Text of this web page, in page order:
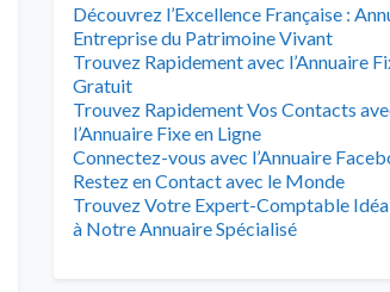
Découvrez l’Excellence Française :
Entreprise du Patrimoine Vivant
Trouvez Rapidement avec l’Annuaire
Gratuit
Trouvez Rapidement Vos Contacts
l’Annuaire Fixe en Ligne
Connectez-vous avec l’Annuaire
Restez en Contact avec le Monde
Trouvez Votre Expert-Comptable
à Notre Annuaire Spécialisé